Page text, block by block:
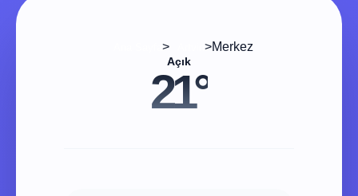
> >Merkez
Açık
21°